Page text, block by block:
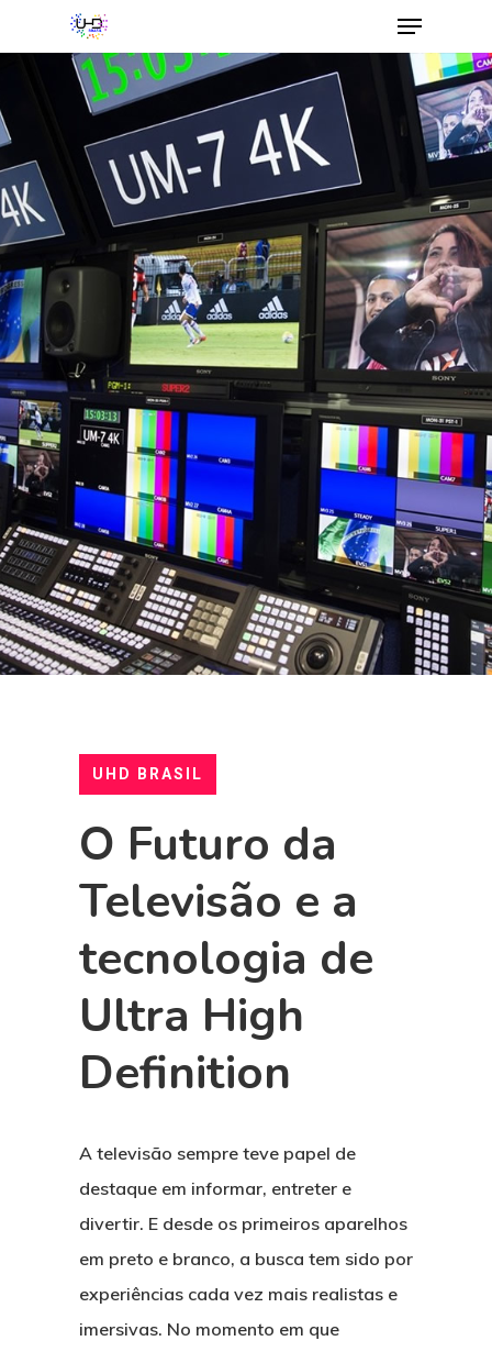
Hit enter to search or ESC to close
UHD BRASIL
O Futuro da
Televisão e a
tecnologia de
Ultra High
Definition
A televisão sempre teve papel de
destaque em informar, entreter e
divertir. E desde os primeiros aparelhos
em preto e branco, a busca tem sido por
experiências cada vez mais realistas e
imersivas. No momento em que
Sobre
Futuro
Membros
Notícias
Comitês
Comitê de Qualidade
Imagem e Som
Contato